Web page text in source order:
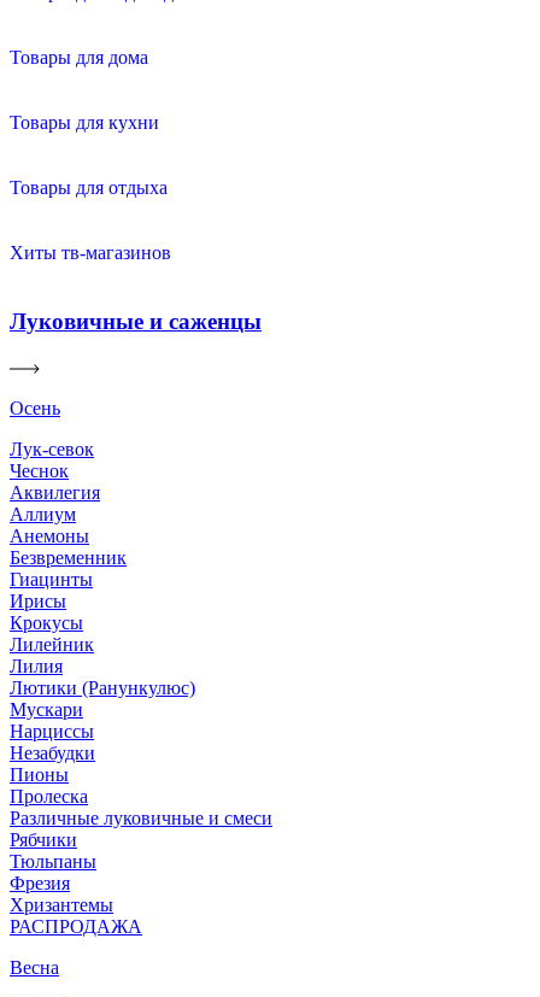
Товары для дома
Товары для кухни
Товары для отдыха
Хиты тв-магазинов
Луковичные и саженцы
Осень
Лук-севок
Чеснок
Аквилегия
Аллиум
Анемоны
Безвременник
Гиацинты
Ирисы
Крокусы
Лилейник
Лилия
Лютики (Ранункулюс)
Мускари
Нарцисcы
Незабудки
Пионы
Пролеска
Различные луковичные и смеси
Рябчики
Тюльпаны
Фрезия
Хризантемы
РАСПРОДАЖА
Весна